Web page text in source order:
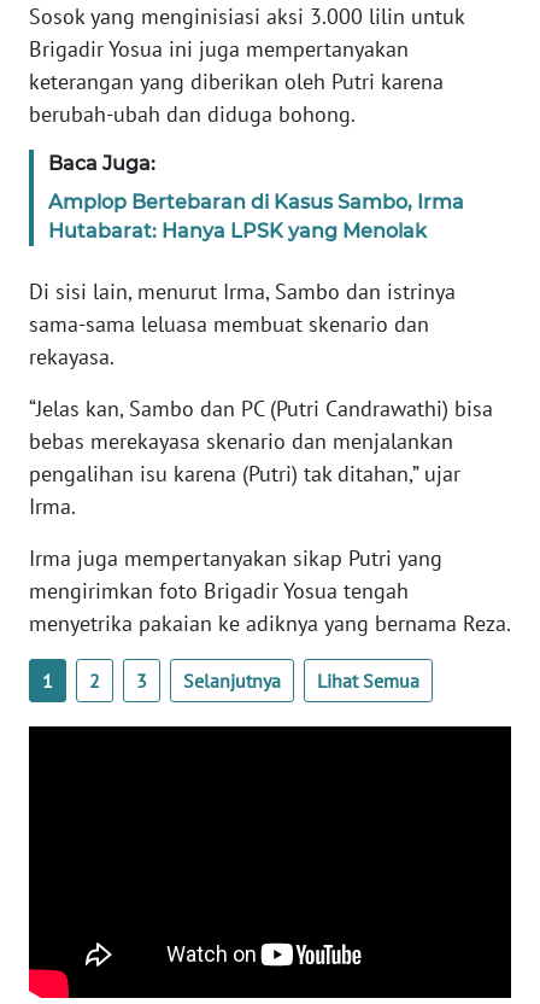
Sosok yang menginisiasi aksi 3.000 lilin untuk
Brigadir Yosua ini juga mempertanyakan
keterangan yang diberikan oleh Putri karena
berubah-ubah dan diduga bohong.
Baca Juga:
Amplop Bertebaran di Kasus Sambo, Irma
Hutabarat: Hanya LPSK yang Menolak
Di sisi lain, menurut Irma, Sambo dan istrinya
sama-sama leluasa membuat skenario dan
rekayasa.
“Jelas kan, Sambo dan PC (Putri Candrawathi) bisa
bebas merekayasa skenario dan menjalankan
pengalihan isu karena (Putri) tak ditahan,” ujar
Irma.
Irma juga mempertanyakan sikap Putri yang
mengirimkan foto Brigadir Yosua tengah
menyetrika pakaian ke adiknya yang bernama Reza.
1 2 3 Selanjutnya Lihat Semua
DISCLAIMER
Wahana
News
Regional
WN
SUMUT
WN
JAKARTA
JABAR
WN
BANTEN
WN
NTT
WN
KEPRI
RIAU